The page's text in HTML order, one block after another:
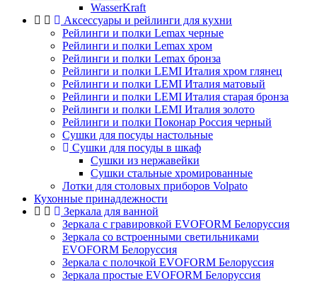
WasserKraft
Аксессуары и рейлинги для кухни
Рейлинги и полки Lemax черные
Рейлинги и полки Lemax хром
Рейлинги и полки Lemax бронза
Рейлинги и полки LEMI Италия хром глянец
Рейлинги и полки LEMI Италия матовый
Рейлинги и полки LEMI Италия старая бронза
Рейлинги и полки LEMI Италия золото
Рейлинги и полки Поконар Россия черный
Сушки для посуды настольные
Сушки для посуды в шкаф
Сушки из нержавейки
Сушки стальные хромированные
Лотки для столовых приборов Volpato
Кухонные принадлежности
Зеркала для ванной
Зеркала с гравировкой EVOFORM Белоруссия
Зеркала со встроенными светильниками
EVOFORM Белоруссия
Зеркала с полочкой EVOFORM Белоруссия
Зеркала простые EVOFORM Белоруссия